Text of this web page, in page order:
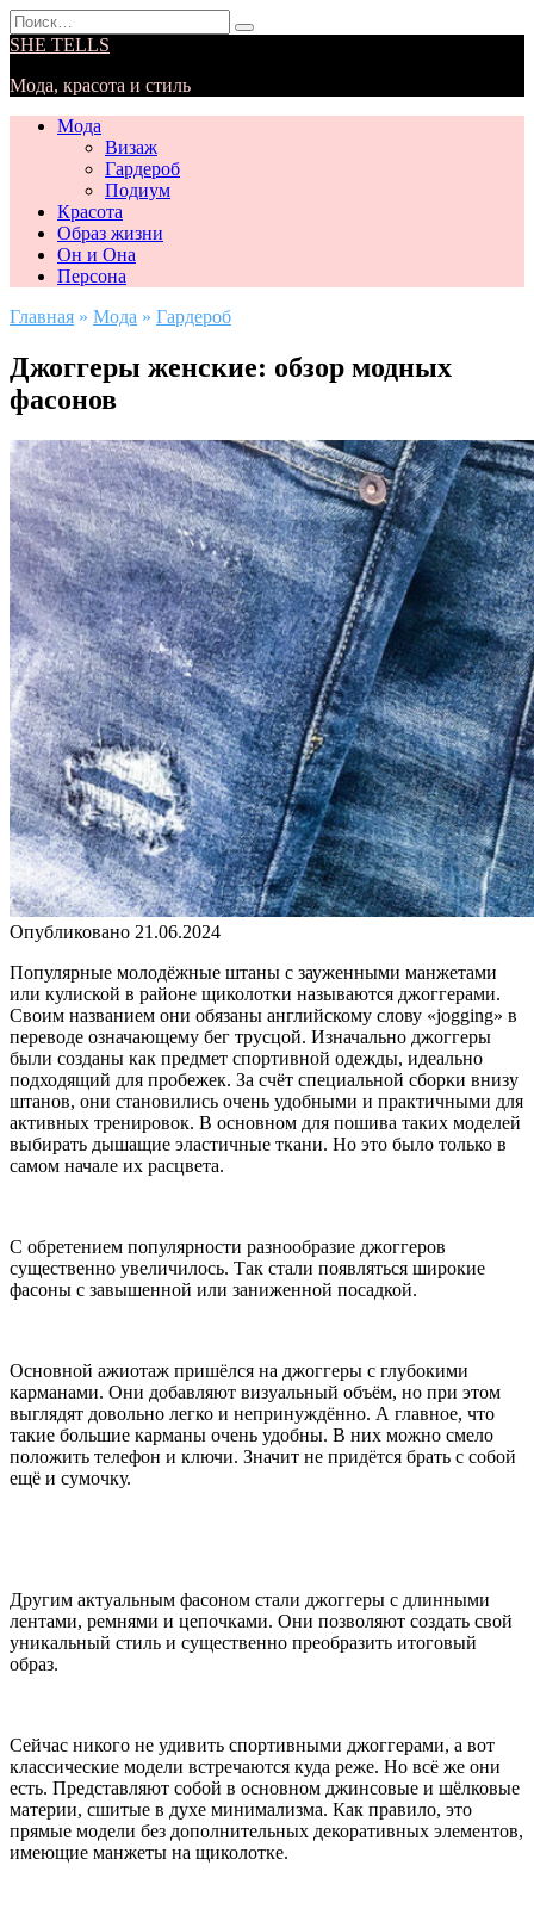
Перейти
к
Search
for:
SHE TELLS
Мода, красота и стиль
Мода
Визаж
Гардероб
Подиум
Красота
Образ жизни
Он и Она
Персона
Главная » Мода » Гардероб
Джоггеры женские: обзор модных
фасонов
Опубликовано 21.06.2024
Популярные молодёжные штаны с зауженными манжетами
или кулиской в районе щиколотки называются джоггерами.
Своим названием они обязаны английскому слову «jogging» в
переводе означающему бег трусцой. Изначально джоггеры
были созданы как предмет спортивной одежды, идеально
подходящий для пробежек. За счёт специальной сборки внизу
штанов, они становились очень удобными и практичными для
активных тренировок. В основном для пошива таких моделей
выбирать дышащие эластичные ткани. Но это было только в
самом начале их расцвета.
С обретением популярности разнообразие джоггеров
существенно увеличилось. Так стали появляться широкие
фасоны с завышенной или заниженной посадкой.
Основной ажиотаж пришёлся на джоггеры с глубокими
карманами. Они добавляют визуальный объём, но при этом
выглядят довольно легко и непринуждённо. А главное, что
такие большие карманы очень удобны. В них можно смело
положить телефон и ключи. Значит не придётся брать с собой
ещё и сумочку.
Другим актуальным фасоном стали джоггеры с длинными
лентами, ремнями и цепочками. Они позволяют создать свой
уникальный стиль и существенно преобразить итоговый
образ.
Сейчас никого не удивить спортивными джоггерами, а вот
классические модели встречаются куда реже. Но всё же они
есть. Представляют собой в основном джинсовые и шёлковые
материи, сшитые в духе минимализма. Как правило, это
прямые модели без дополнительных декоративных элементов,
имеющие манжеты на щиколотке.